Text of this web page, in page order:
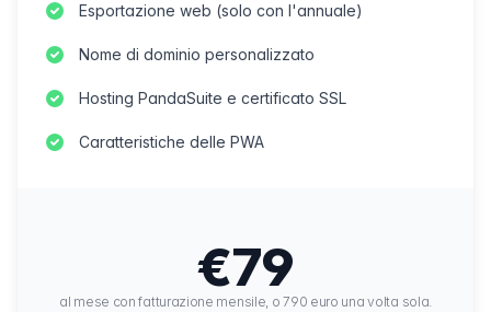
Esportazione web (solo con l'annuale)
Nome di dominio personalizzato
Hosting PandaSuite e certificato SSL
Caratteristiche delle PWA
€79
al mese con fatturazione mensile, o 790 euro una volta sola.